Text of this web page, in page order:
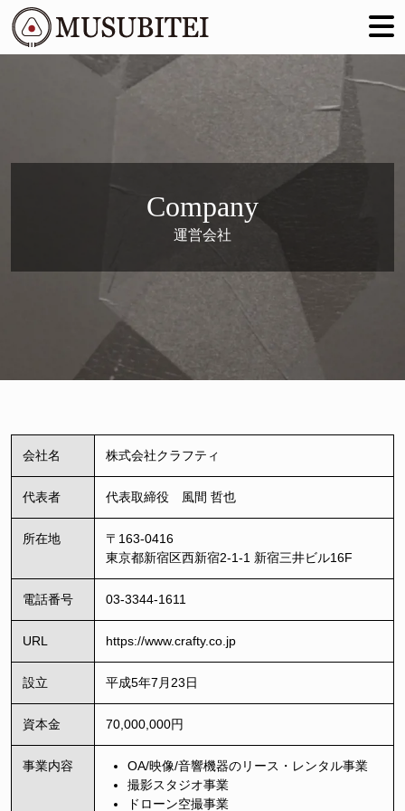
Company
運営会社
会社名 株式会社クラフティ
代表者 代表取締役 風間 哲也
所在地
〒163-0416
東京都新宿区西新宿2-1-1 新宿三井ビル16F
電話番号 03-3344-1611
URL https://www.crafty.co.jp
設立 平成5年7月23日
資本金 70,000,000円
事業内容 OA/映像/音響機器のリース・レンタル事業
撮影スタジオ事業
ドローン空撮事業